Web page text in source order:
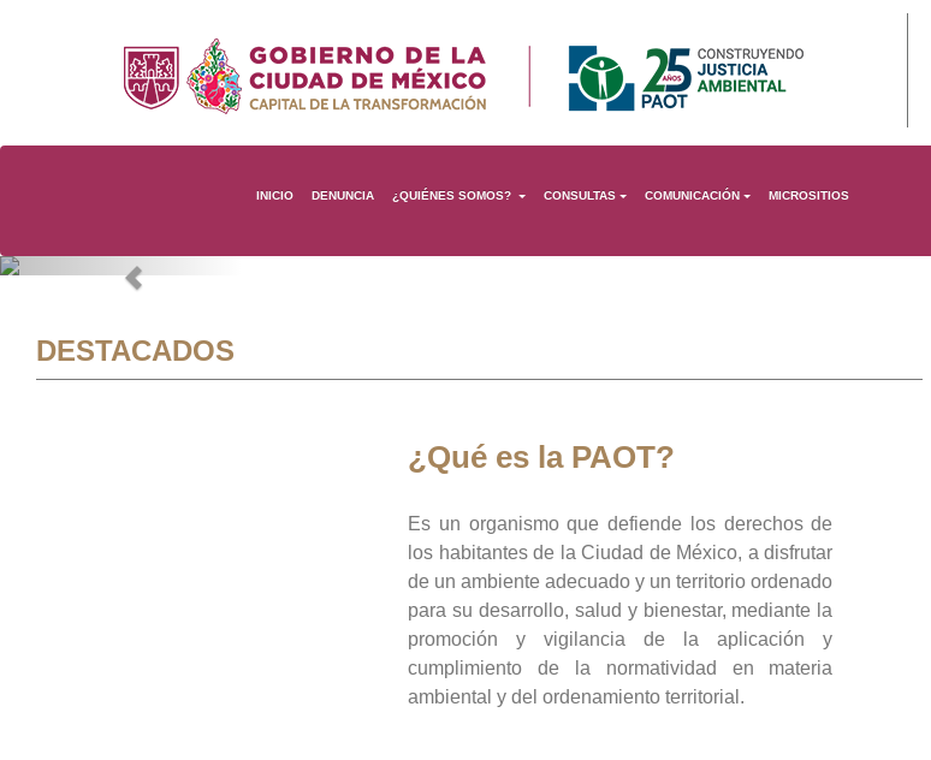
INICIO DENUNCIA ¿QUIÉNES SOMOS? CONSULTAS COMUNICACIÓN MICROSITIOS
Previous
DESTACADOS
¿Qué es la PAOT?
Es un organismo que defiende los derechos de
los habitantes de la Ciudad de México, a disfrutar
de un ambiente adecuado y un territorio ordenado
para su desarrollo, salud y bienestar, mediante la
promoción y vigilancia de la aplicación y
cumplimiento de la normatividad en materia
ambiental y del ordenamiento territorial.